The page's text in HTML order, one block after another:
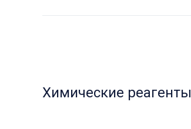
Химические реагенты